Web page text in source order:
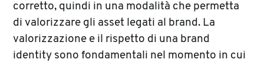
corretto, quindi in una modalità che permetta
di valorizzare gli asset legati al brand. La
valorizzazione e il rispetto di una brand
identity sono fondamentali nel momento in cui